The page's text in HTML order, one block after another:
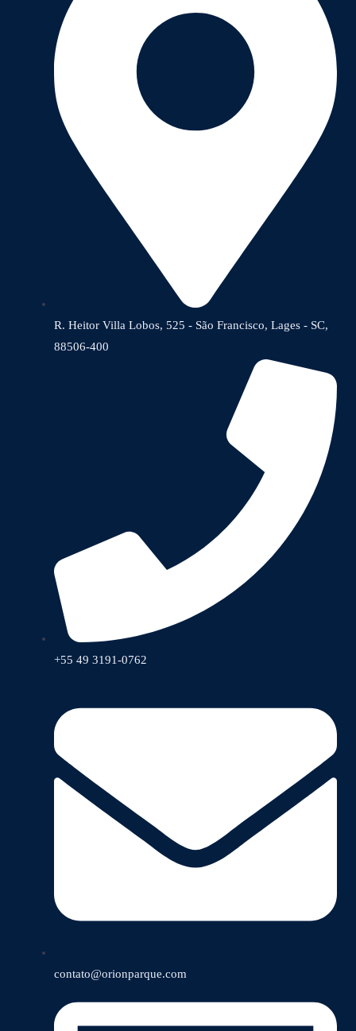
R. Heitor Villa Lobos, 525 - São Francisco, Lages - SC,
88506-400
+55 49 3191-0762
contato@orionparque.com